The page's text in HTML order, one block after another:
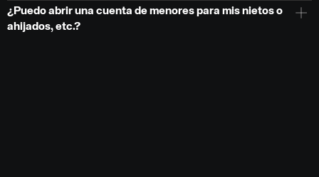
¿Puedo abrir una cuenta de menores para mis nietos o
ahijados, etc.?